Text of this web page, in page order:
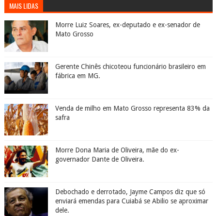
MAIS LIDAS
Morre Luiz Soares, ex-deputado e ex-senador de
Mato Grosso
Gerente Chinês chicoteou funcionário brasileiro em
fábrica em MG.
Venda de milho em Mato Grosso representa 83% da
safra
Morre Dona Maria de Oliveira, mãe do ex-
governador Dante de Oliveira.
Debochado e derrotado, Jayme Campos diz que só
enviará emendas para Cuiabá se Abilio se aproximar
dele.